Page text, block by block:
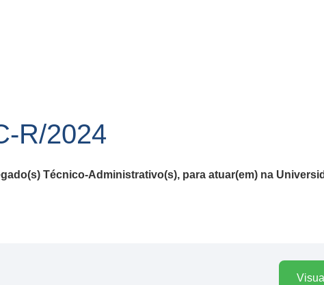
R/2024
Técnico-Administrativo(s), para atuar(em) na